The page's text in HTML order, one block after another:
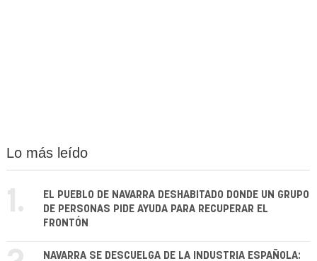
Lo más leído
1.
EL PUEBLO DE NAVARRA DESHABITADO DONDE UN GRUPO
DE PERSONAS PIDE AYUDA PARA RECUPERAR EL
FRONTÓN
NAVARRA SE DESCUELGA DE LA INDUSTRIA ESPAÑOLA: